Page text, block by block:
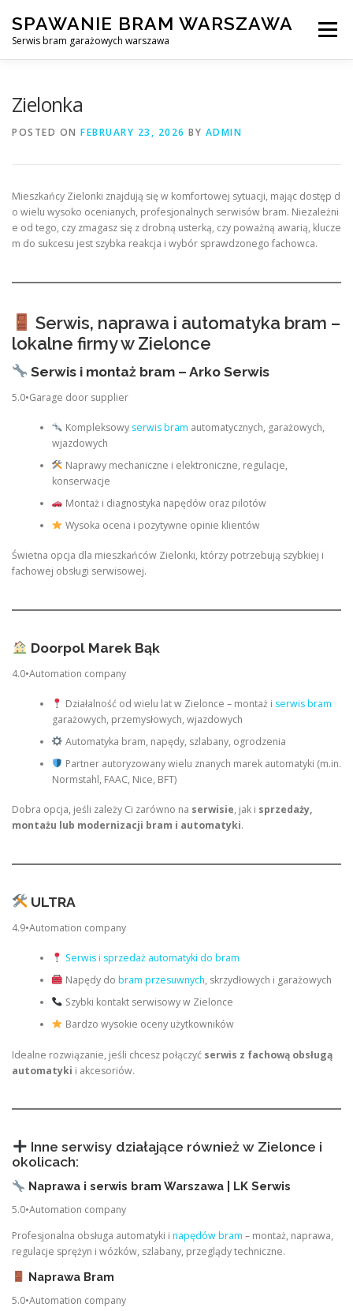
content
SPAWANIE BRAM WARSZAWA
Serwis bram garażowych warszawa
Menu
Zielonka
POSTED ON FEBRUARY 23, 2026 BY ADMIN
Mieszkańcy Zielonki znajdują się w komfortowej sytuacji, mając dostęp d
o wielu wysoko ocenianych, profesjonalnych serwisów bram. Niezależni
e od tego, czy zmagasz się z drobną usterką, czy poważną awarią, klucze
m do sukcesu jest szybka reakcja i wybór sprawdzonego fachowca.
Serwis, naprawa i automatyka bram –
lokalne firmy w Zielonce
Serwis i montaż bram – Arko Serwis
5.0•Garage door supplier
Kompleksowy serwis bram automatycznych, garażowych,
wjazdowych
Naprawy mechaniczne i elektroniczne, regulacje,
konserwacje
Montaż i diagnostyka napędów oraz pilotów
Wysoka ocena i pozytywne opinie klientów
Świetna opcja dla mieszkańców Zielonki, którzy potrzebują szybkiej i
fachowej obsługi serwisowej.
Doorpol Marek Bąk
4.0•Automation company
Działalność od wielu lat w Zielonce – montaż i serwis bram
garażowych, przemysłowych, wjazdowych
Automatyka bram, napędy, szlabany, ogrodzenia
Partner autoryzowany wielu znanych marek automatyki (m.in.
Normstahl, FAAC, Nice, BFT)
Dobra opcja, jeśli zależy Ci zarówno na serwisie, jak i sprzedaży,
montażu lub modernizacji bram i automatyki.
ULTRA
4.9•Automation company
Serwis i sprzedaż automatyki do bram
Napędy do bram przesuwnych, skrzydłowych i garażowych
Szybki kontakt serwisowy w Zielonce
Bardzo wysokie oceny użytkowników
Idealne rozwiązanie, jeśli chcesz połączyć serwis z fachową obsługą
automatyki i akcesoriów.
Inne serwisy działające również w Zielonce i
okolicach:
Naprawa i serwis bram Warszawa | LK Serwis
5.0•Automation company
Profesjonalna obsługa automatyki i napędów bram – montaż, naprawa,
regulacje sprężyn i wózków, szlabany, przeglądy techniczne.
Naprawa Bram
5.0•Automation company